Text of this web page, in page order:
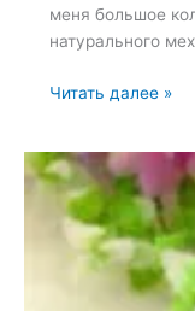
меня большое
натурального
Брошь
Читать далее »